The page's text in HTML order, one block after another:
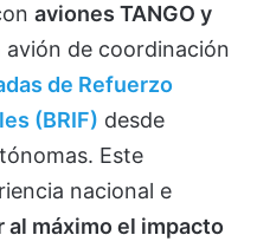
aviones TANGO y
avión de coordinación
de Refuerzo
(BRIF) desde
Este
nacional e
al máximo el impacto